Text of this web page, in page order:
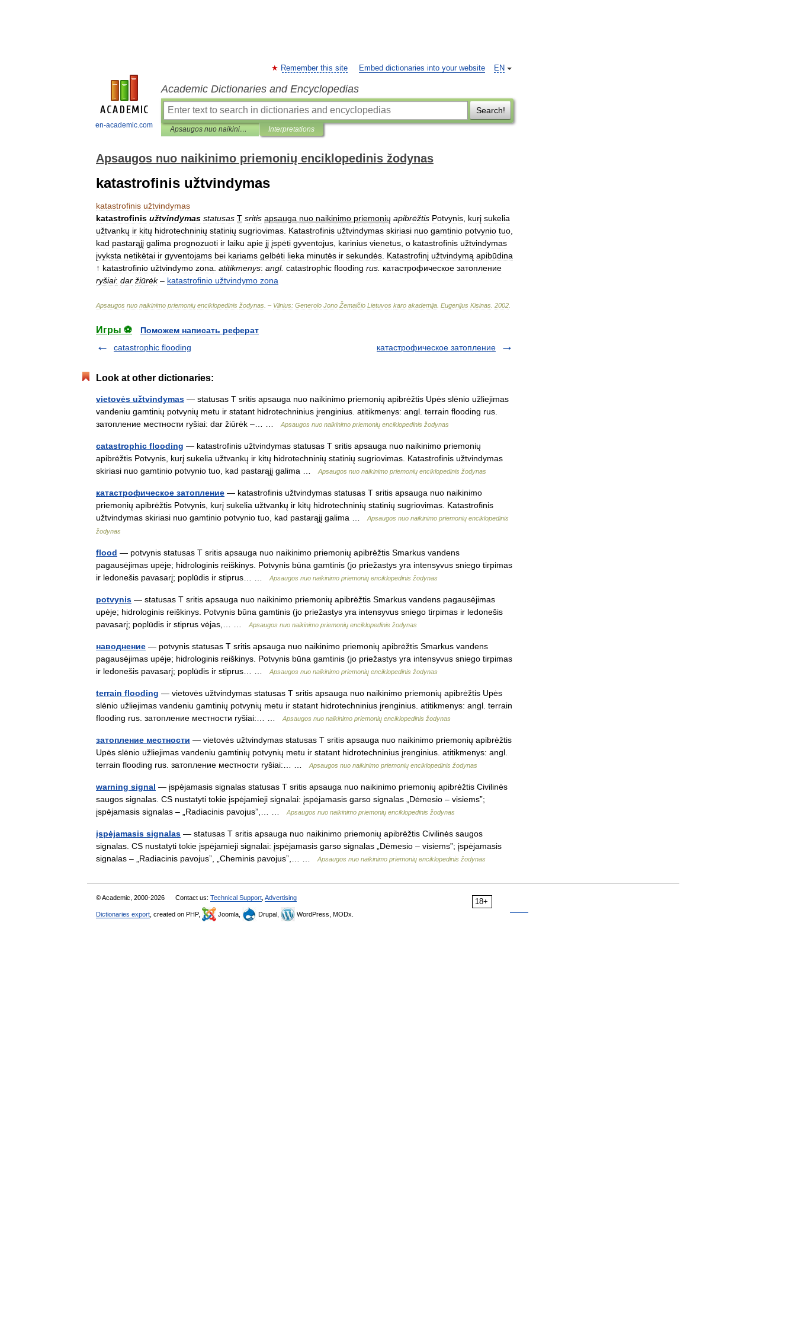
en-academic.com
EN
Remember this site Embed dictionaries into your website
Academic Dictionaries and Encyclopedias
Search!
Apsaugos nuo naikinimo priemonių enciklopedinis žodynas Interpretations
Apsaugos nuo naikinimo priemonių enciklopedinis žodynas
katastrofinis užtvindymas
katastrofinis užtvindymas
katastrofinis užtvindymas statusas T sritis apsauga nuo naikinimo priemonių apibrėžtis Potvynis kurį sukelia
užtvankų ir kitų hidrotechninių statinių sugriovimas Katastrofinis užtvindymas skiriasi nuo gamtinio potvynio tuo
kad pastarąjį galima prognozuoti ir laiku apie jį įspėti gyventojus karinius vienetus o katastrofinis užtvindymas
įvyksta netikėtai ir gyventojams bei kariams gelbėti lieka minutės ir sekundės Katastrofinį užtvindymą apibūdina
↑ katastrofinio užtvindymo zona atitikmenys: angl. catastrophic flooding rus катастрофическое затопление
ryšiai: dar žiūrėk– katastrofinio užtvindymo zona
Apsaugos nuo naikinimo priemonių enciklopedinis žodynas . – Vilnius: Generolo Jono Žemaičio Lietuvos karo akademija Eugenijus Kisinas 2002
Игры ⚽
Поможем написать реферат
catastrophic flooding
катастрофическое затопление
Look at other dictionaries:
vietovės užtvindymas — statusas T sritis apsauga nuo naikinimo priemonių apibrėžtis Upės slėnio užliejimas
vandeniu gamtinių potvynių metu ir statant hidrotechninius įrenginius. atitikmenys: angl. terrain flooding rus.
затопление местности ryšiai: dar žiūrėk –… …
Apsaugos nuo naikinimo priemonių enciklopedinis žodynas
catastrophic flooding — katastrofinis užtvindymas statusas T sritis apsauga nuo naikinimo priemonių
apibrėžtis Potvynis, kurį sukelia užtvankų ir kitų hidrotechninių statinių sugriovimas. Katastrofinis užtvindymas
skiriasi nuo gamtinio potvynio tuo, kad pastarąjį galima …
Apsaugos nuo naikinimo priemonių enciklopedinis žodynas
катастрофическое затопление — katastrofinis užtvindymas statusas T sritis apsauga nuo naikinimo
priemonių apibrėžtis Potvynis, kurį sukelia užtvankų ir kitų hidrotechninių statinių sugriovimas. Katastrofinis
užtvindymas skiriasi nuo gamtinio potvynio tuo, kad pastarąjį galima …
Apsaugos nuo naikinimo priemonių enciklopedinis
žodynas
flood — potvynis statusas T sritis apsauga nuo naikinimo priemonių apibrėžtis Smarkus vandens
pagausėjimas upėje; hidrologinis reiškinys. Potvynis būna gamtinis (jo priežastys yra intensyvus sniego tirpimas
ir ledonešis pavasarį; poplūdis ir stiprus… …
Apsaugos nuo naikinimo priemonių enciklopedinis žodynas
potvynis — statusas T sritis apsauga nuo naikinimo priemonių apibrėžtis Smarkus vandens pagausėjimas
upėje; hidrologinis reiškinys. Potvynis būna gamtinis (jo priežastys yra intensyvus sniego tirpimas ir ledonešis
pavasarį; poplūdis ir stiprus vėjas,… …
Apsaugos nuo naikinimo priemonių enciklopedinis žodynas
наводнение — potvynis statusas T sritis apsauga nuo naikinimo priemonių apibrėžtis Smarkus vandens
pagausėjimas upėje; hidrologinis reiškinys. Potvynis būna gamtinis (jo priežastys yra intensyvus sniego tirpimas
ir ledonešis pavasarį; poplūdis ir stiprus… …
Apsaugos nuo naikinimo priemonių enciklopedinis žodynas
terrain flooding — vietovės užtvindymas statusas T sritis apsauga nuo naikinimo priemonių apibrėžtis Upės
slėnio užliejimas vandeniu gamtinių potvynių metu ir statant hidrotechninius įrenginius. atitikmenys: angl. terrain
flooding rus. затопление местности ryšiai:… …
Apsaugos nuo naikinimo priemonių enciklopedinis žodynas
затопление местности — vietovės užtvindymas statusas T sritis apsauga nuo naikinimo priemonių apibrėžtis
Upės slėnio užliejimas vandeniu gamtinių potvynių metu ir statant hidrotechninius įrenginius. atitikmenys: angl.
terrain flooding rus. затопление местности ryšiai:… …
Apsaugos nuo naikinimo priemonių enciklopedinis žodynas
warning signal — įspėjamasis signalas statusas T sritis apsauga nuo naikinimo priemonių apibrėžtis Civilinės
saugos signalas. CS nustatyti tokie įspėjamieji signalai: įspėjamasis garso signalas „Dėmesio – visiems”;
įspėjamasis signalas – „Radiacinis pavojus”,… …
Apsaugos nuo naikinimo priemonių enciklopedinis žodynas
įspėjamasis signalas — statusas T sritis apsauga nuo naikinimo priemonių apibrėžtis Civilinės saugos
signalas. CS nustatyti tokie įspėjamieji signalai: įspėjamasis garso signalas „Dėmesio – visiems”; įspėjamasis
signalas – „Radiacinis pavojus”, „Cheminis pavojus”,… …
Apsaugos nuo naikinimo priemonių enciklopedinis žodynas
18+
© Academic, 2000-2026 Contact us: Technical Support Advertising
Dictionaries export , created on PHP, Joomla, Drupal, WordPress, MODx.